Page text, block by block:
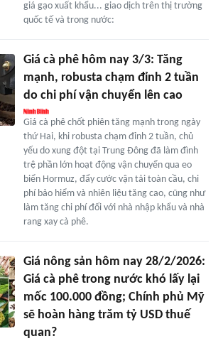
giá gạo xuất khẩu... giao dịch trên thị trường
quốc tế và trong nước:
Giá cà phê hôm nay 3/3: Tăng
mạnh, robusta chạm đỉnh 2 tuần
do chi phí vận chuyển lên cao
Giá cà phê chốt phiên tăng mạnh trong ngày
thứ Hai, khi robusta chạm đỉnh 2 tuần, chủ
yếu do xung đột tại Trung Đông đã làm đình
trệ phần lớn hoạt động vận chuyển qua eo
biển Hormuz, đẩy cước vận tải toàn cầu, chi
phí bảo hiểm và nhiên liệu tăng cao, cũng như
làm tăng chi phí đối với nhà nhập khẩu và nhà
rang xay cà phê.
Giá nông sản hôm nay 28/2/2026:
Giá cà phê trong nước khó lấy lại
mốc 100.000 đồng; Chính phủ Mỹ
sẽ hoàn hàng trăm tỷ USD thuế
quan?